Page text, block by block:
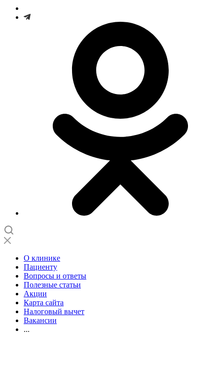
О клинике
Пациенту
Вопросы и ответы
Полезные статьи
Акции
Карта сайта
Налоговый вычет
Вакансии
...